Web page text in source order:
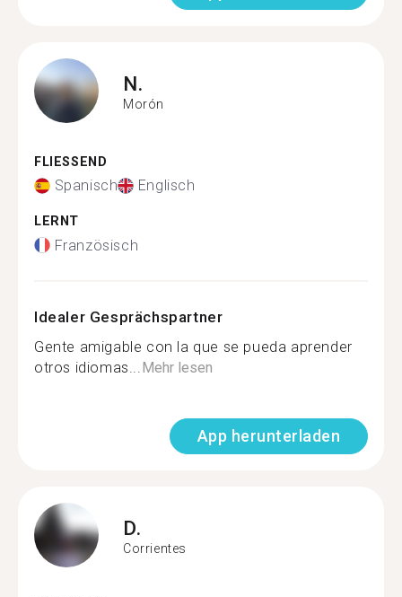
N.
Morón
FLIESSEND
Spanisch Englisch
LERNT
Französisch
Idealer Gesprächspartner
Gente amigable con la que se pueda aprender
otros idiomas... Mehr lesen
App herunterladen
D.
Corrientes